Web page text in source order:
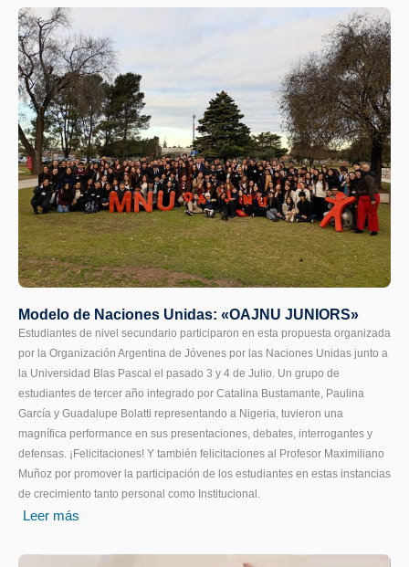
Modelo de Naciones Unidas: «OAJNU JUNIORS»
Estudiantes de nivel secundario participaron en esta propuesta organizada
por la Organización Argentina de Jóvenes por las Naciones Unidas junto a
la Universidad Blas Pascal el pasado 3 y 4 de Julio. Un grupo de
estudiantes de tercer año integrado por Catalina Bustamante, Paulina
García y Guadalupe Bolatti representando a Nigeria, tuvieron una
magnífica performance en sus presentaciones, debates, interrogantes y
defensas. ¡Felicitaciones! Y también felicitaciones al Profesor Maximiliano
Muñoz por promover la participación de los estudiantes en estas instancias
de crecimiento tanto personal como Institucional.
Leer más